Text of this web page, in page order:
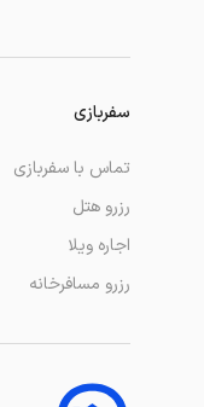
سفربازی
تماس با سفربازی
رزرو هتل
اجاره ویلا
رزرو مسافرخانه